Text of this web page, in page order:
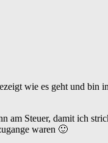
wie es geht und
am Steuer, damit ich
waren 🙂